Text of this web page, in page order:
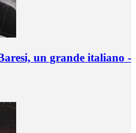
un grande italiano -